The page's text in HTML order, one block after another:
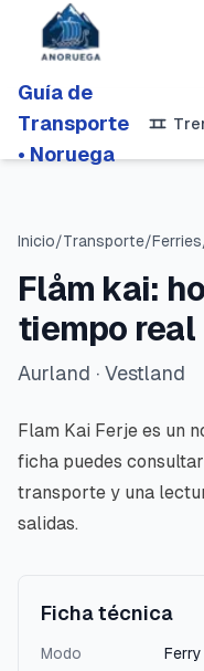
Guía de
Transporte
• Noruega
Inicio/Transporte/Ferries
Flåm kai:
tiempo real
Aurland · Vestland
Flam Kai Ferje es un
ficha puedes
transporte y una
salidas.
Ficha técnica
Modo
Ferry